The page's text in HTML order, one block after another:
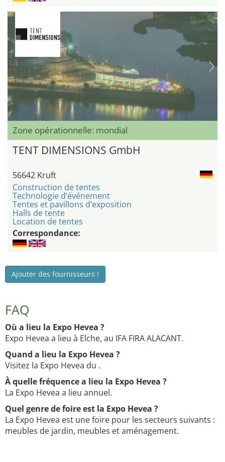
Zone opérationnelle: mondial
TENT DIMENSIONS GmbH
56642 Kruft
Construction de tentes
Technologie d’événement
Tentes et pavillons d’exposition
Halls de tente
Location de tentes
Correspondance:
Ajouter des fournisseurs !
FAQ
Où a lieu la Expo Hevea ?
Expo Hevea a lieu à Elche, au IFA FIRA ALACANT.
Quand a lieu la Expo Hevea ?
Visitez la Expo Hevea du .
À quelle fréquence a lieu la Expo Hevea ?
La Expo Hevea a lieu annuel.
Quel genre de foire est la Expo Hevea ?
La Expo Hevea est une foire pour les secteurs suivants :
meubles de jardin, meubles et aménagement.